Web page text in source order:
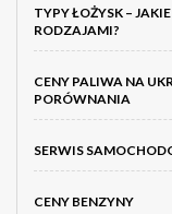
TYPY ŁOŻYSK –
RODZAJAMI?
CENY PALIWA NA
PORÓWNANIA
SERWIS
CENY BENZYNY